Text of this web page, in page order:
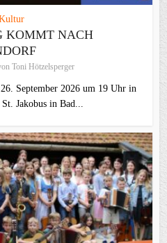
KOMMT NACH
Toni Hötzelsperger
September 2026 um 19 Uhr in
Jakobus in Bad...